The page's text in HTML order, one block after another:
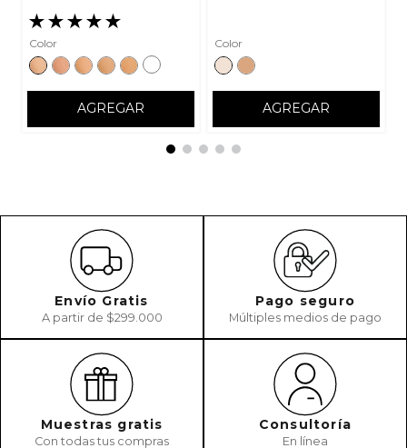
★★★★★
Color
AGREGAR
Color
AGREGAR
Envío Gratis
A partir de $299.000
Pago seguro
Múltiples medios de pago
Muestras gratis
Con todas tus compras
Consultoría
En línea